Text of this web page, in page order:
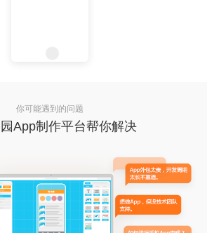
你可能遇到的问题
App制作平台帮你解决